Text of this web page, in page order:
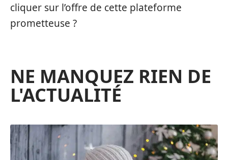
cliquer sur l’offre de cette plateforme
prometteuse ?
NE MANQUEZ RIEN DE
L'ACTUALITÉ